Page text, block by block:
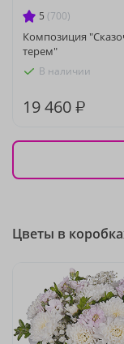
5 (700)
Композиция
терем"
В наличии
19 460 ₽
Цветы в